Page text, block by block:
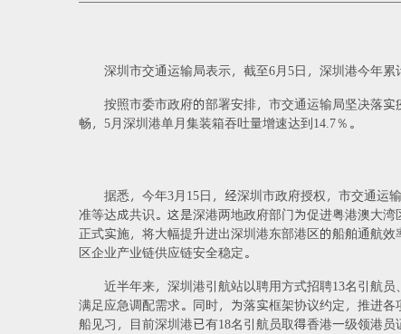
深圳市交通运输局表示，截至6月5日，深圳港今年累
按照市委市政府的部署安排，市交通运输局坚决落
畅，5月深圳港单月集装箱吞吐量增速达到14.7％。
据悉，今年3月15日，经深圳市政府授权，市交通运
准等达成共识。这是深港两地政府部门为促进粤港澳大
正式实施，将大幅提升进出深圳港东部港区的船舶通航
区企业产业链供应链安全稳定。
近半年来，深圳港引航站以聘用方式招聘13名引航
满足应急调配需求。同时，为落实框架协议约定，推进
船见习，目前深圳港已有18名引航员取得香港一级领港员